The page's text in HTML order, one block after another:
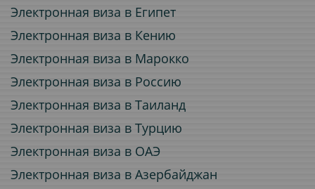
Электронная виза в Египет
Электронная виза в Кению
Электронная виза в Марокко
Электронная виза в Россию
Электронная виза в Таиланд
Электронная виза в Турцию
Электронная виза в ОАЭ
Электронная виза в Азербайджан